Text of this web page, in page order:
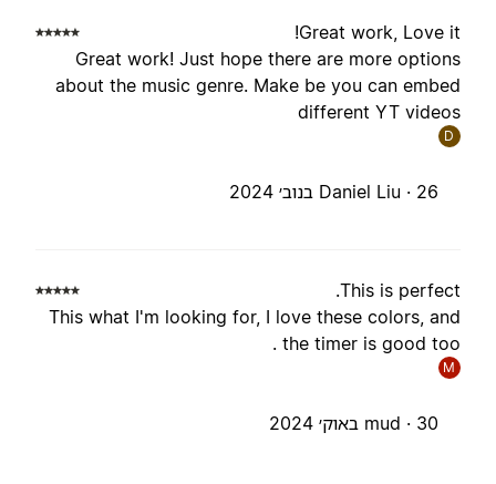
Great work, Love
Great work! Just hope there are more
about the music genre. Make be you can
different YT
Daniel Liu ·
This is
This what I'm looking for, I love these colors,
the timer is good too
mud ·